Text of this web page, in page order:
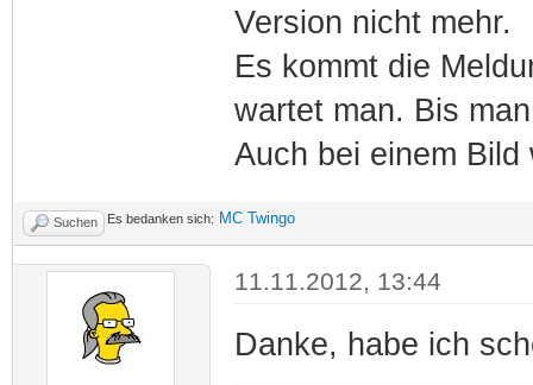
Version nicht mehr.
Es kommt die
wartet man. Bis
Auch bei einem
Suchen Es bedanken sich: MC Twingo
11.11.2012, 13:44
Danke, habe ich